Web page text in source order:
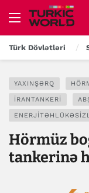
Türk Dövlətləri
YAXINŞƏRQ
İRANTANKERI
Hörmüz
tankerinə